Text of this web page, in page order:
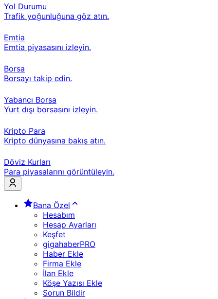
Yol Durumu
Trafik yoğunluğuna göz atın.
Emtia
Emtia piyasasını izleyin.
Borsa
Borsayı takip edin.
Yabancı Borsa
Yurt dışı borsasını izleyin.
Kripto Para
Kripto dünyasına bakış atın.
Döviz Kurları
Para piyasalarını görüntüleyin.
Bana Özel
Hesabım
Hesap Ayarları
Keşfet
gigahaberPRO
Haber Ekle
Firma Ekle
İlan Ekle
Köşe Yazısı Ekle
Sorun Bildir